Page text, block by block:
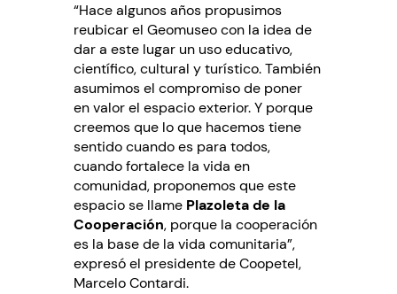
“Hace algunos años propusimos
reubicar el Geomuseo con la idea de
dar a este lugar un uso educativo,
científico, cultural y turístico. También
asumimos el compromiso de poner
en valor el espacio exterior. Y porque
creemos que lo que hacemos tiene
sentido cuando es para todos,
cuando fortalece la vida en
comunidad, proponemos que este
espacio se llame Plazoleta de la
Cooperación, porque la cooperación
es la base de la vida comunitaria”,
expresó el presidente de Coopetel,
Marcelo Contardi.